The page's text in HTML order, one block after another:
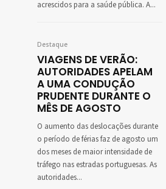
acrescidos para a saúde pública. A...
Destaque
VIAGENS DE VERÃO:
AUTORIDADES APELAM
A UMA CONDUÇÃO
PRUDENTE DURANTE O
MÊS DE AGOSTO
O aumento das deslocações durante
o período de férias faz de agosto um
dos meses de maior intensidade de
tráfego nas estradas portuguesas. As
autoridades...